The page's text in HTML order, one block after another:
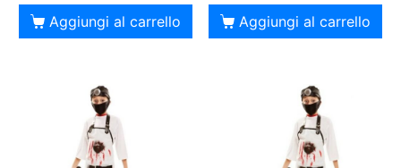
Aggiungi al carrello Aggiungi al carrello